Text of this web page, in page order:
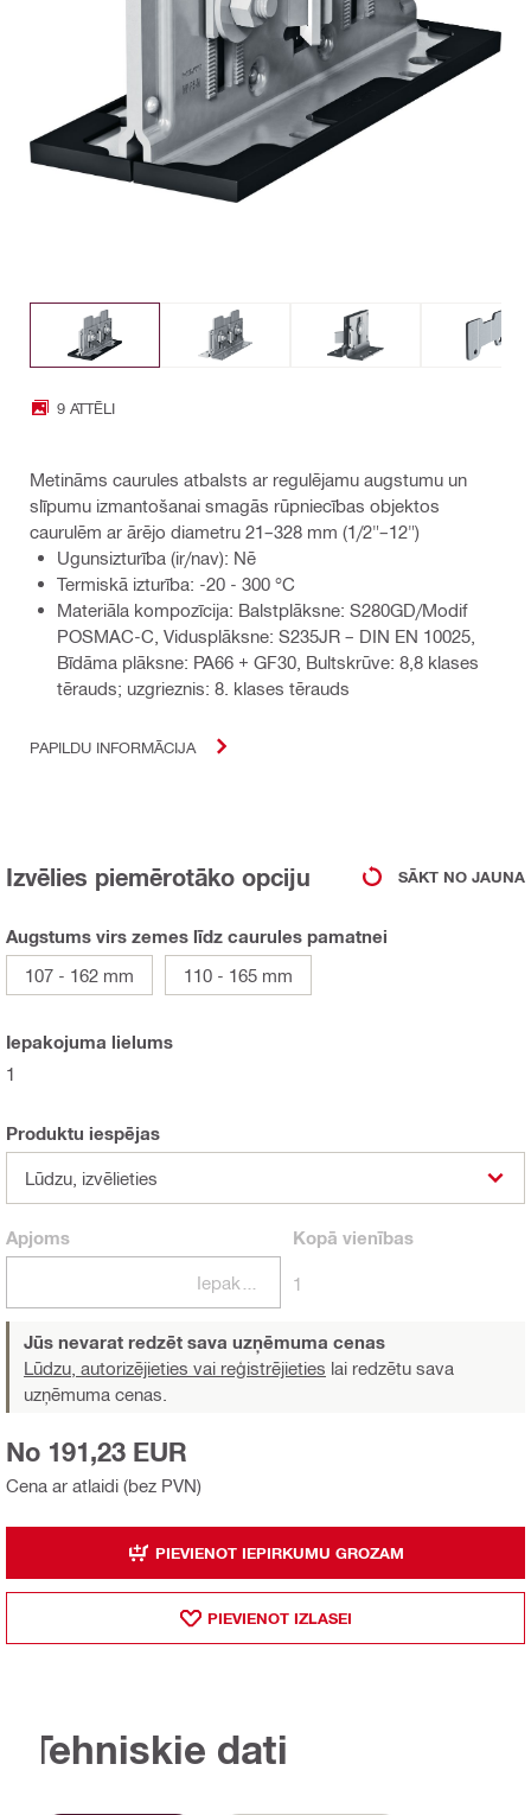
9 ATTĒLI
Metināms caurules atbalsts ar regulējamu augstumu un
slīpumu izmantošanai smagās rūpniecības objektos
caurulēm ar ārējo diametru 21–328 mm (1/2"–12")
Ugunsizturība (ir/nav): Nē
Termiskā izturība: -20 - 300 °C
Materiāla kompozīcija: Balstplāksne: S280GD/Modif
POSMAC-C, Vidusplāksne: S235JR – DIN EN 10025,
Bīdāma plāksne: PA66 + GF30, Bultskrūve: 8,8 klases
tērauds; uzgrieznis: 8. klases tērauds
PAPILDU INFORMĀCIJA
Izvēlies piemērotāko opciju SĀKT NO JAUNA
Augstums virs zemes līdz caurules pamatnei
107 - 162 mm
110 - 165 mm
Iepakojuma lielums
1
Produktu iespējas
Lūdzu, izvēlieties
Apjoms Kopā vienības
1
Jūs nevarat redzēt sava uzņēmuma cenas
Lūdzu, autorizējieties vai reģistrējieties lai redzētu sava
uzņēmuma cenas.
Cena ar atlaidi (bez PVN)
No 191,23 EUR
PIEVIENOT IEPIRKUMU GROZAM
PIEVIENOT IZLASEI
Tehniskie dati